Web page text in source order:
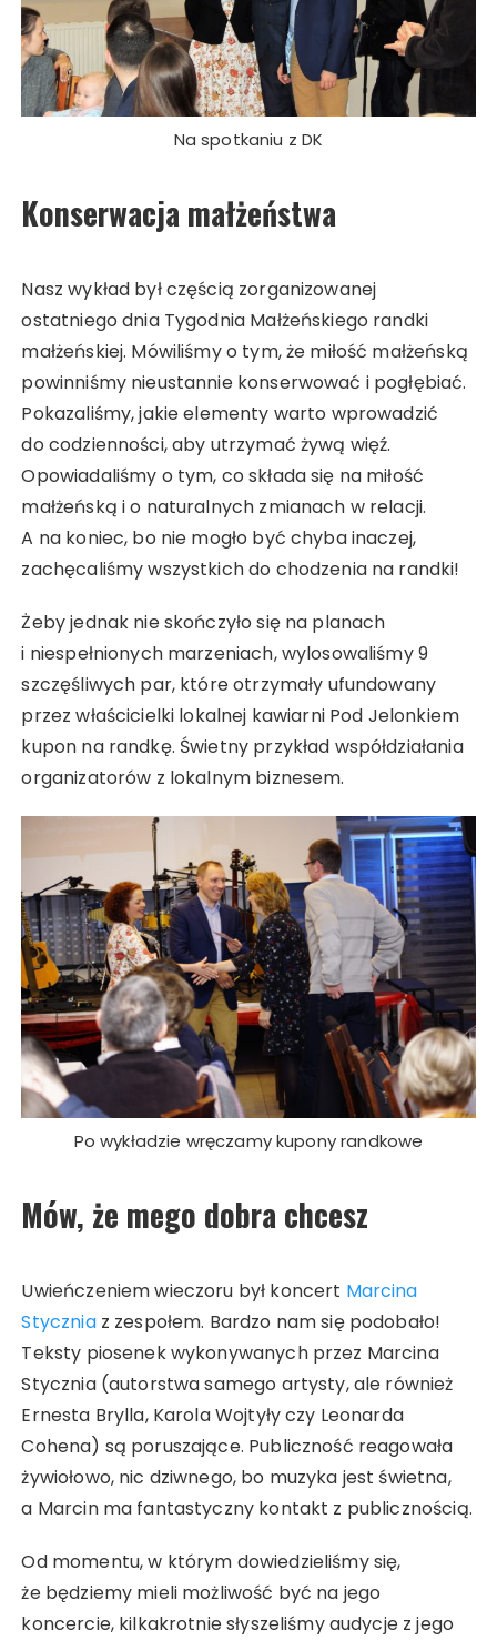
Na spotkaniu z DK
Konserwacja małżeństwa
Nasz wykład był częścią zorganizowanej
ostatniego dnia Tygodnia Małżeńskiego randki
małżeńskiej. Mówiliśmy o tym, że miłość małżeńską
powinniśmy nieustannie konserwować i pogłębiać.
Pokazaliśmy, jakie elementy warto wprowadzić
do codzienności, aby utrzymać żywą więź.
Opowiadaliśmy o tym, co składa się na miłość
małżeńską i o naturalnych zmianach w relacji.
A na koniec, bo nie mogło być chyba inaczej,
zachęcaliśmy wszystkich do chodzenia na randki!
Żeby jednak nie skończyło się na planach
i niespełnionych marzeniach, wylosowaliśmy 9
szczęśliwych par, które otrzymały ufundowany
przez właścicielki lokalnej kawiarni Pod Jelonkiem
kupon na randkę. Świetny przykład współdziałania
organizatorów z lokalnym biznesem.
Po wykładzie wręczamy kupony randkowe
Mów, że mego dobra chcesz
Uwieńczeniem wieczoru był koncert Marcina
Styczniaz zespołem. Bardzo nam się podobało!
Teksty piosenek wykonywanych przez Marcina
Stycznia (autorstwa samego artysty, ale również
Ernesta Brylla, Karola Wojtyły czy Leonarda
Cohena) są poruszające. Publiczność reagowała
żywiołowo, nic dziwnego, bo muzyka jest świetna,
a Marcin ma fantastyczny kontakt z publicznością.
Od momentu, w którym dowiedzieliśmy się,
że będziemy mieli możliwość być na jego
koncercie, kilkakrotnie słyszeliśmy audycje z jego